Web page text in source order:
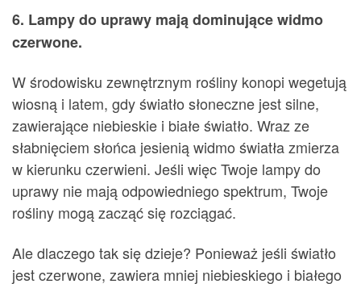
6. Lampy do uprawy mają dominujące widmo
czerwone.
W środowisku zewnętrznym rośliny konopi wegetują
wiosną i latem, gdy światło słoneczne jest silne,
zawierające niebieskie i białe światło. Wraz ze
słabnięciem słońca jesienią widmo światła zmierza
w kierunku czerwieni. Jeśli więc Twoje lampy do
uprawy nie mają odpowiedniego spektrum, Twoje
rośliny mogą zacząć się rozciągać.
Ale dlaczego tak się dzieje? Ponieważ jeśli światło
jest czerwone, zawiera mniej niebieskiego i białego